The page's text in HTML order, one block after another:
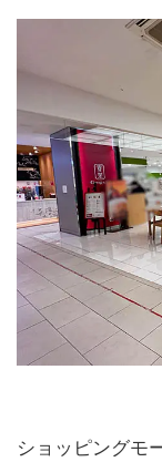
ショッピングモ